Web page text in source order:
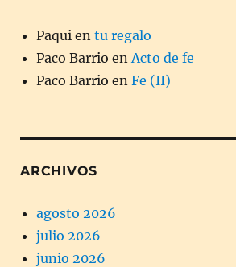
Paqui en tu regalo
Paco Barrio en Acto de fe
Paco Barrio en Fe (II)
ARCHIVOS
agosto 2026
julio 2026
junio 2026